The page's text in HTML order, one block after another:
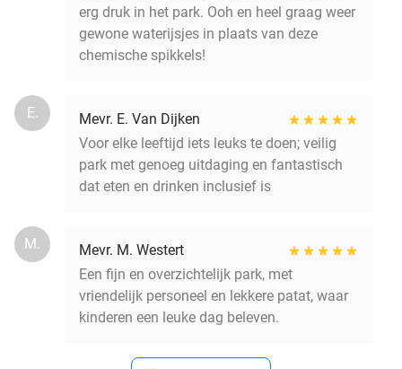
erg druk in het park. Ooh en heel graag weer
gewone waterijsjes in plaats van deze
chemische spikkels!
E.
Mevr. E. Van Dijken
Voor elke leeftijd iets leuks te doen; veilig
park met genoeg uitdaging en fantastisch
dat eten en drinken inclusief is
M.
Mevr. M. Westert
Een fijn en overzichtelijk park, met
vriendelijk personeel en lekkere patat, waar
kinderen een leuke dag beleven.